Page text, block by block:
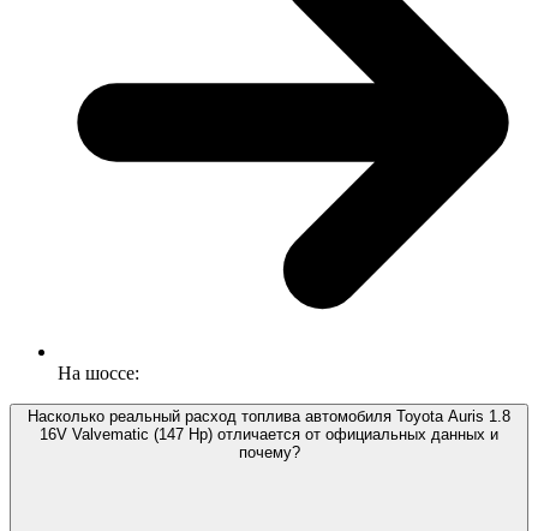
На шоссе:
Насколько реальный расход топлива автомобиля Toyota Auris 1.8
16V Valvematic (147 Hp) отличается от официальных данных и
почему?